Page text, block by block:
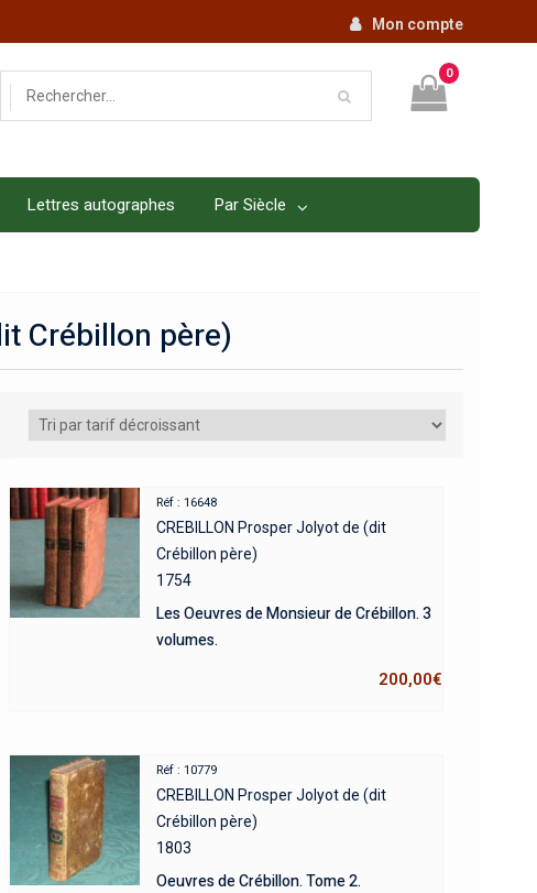
Mon compte
0
Lettres autographes Par Siècle
Crébillon père)
Réf : 16648
CREBILLON Prosper Jolyot de (dit
Crébillon père)
1754
Les Oeuvres de Monsieur de Crébillon. 3
volumes.
200,00€
Réf : 10779
CREBILLON Prosper Jolyot de (dit
Crébillon père)
1803
Oeuvres de Crébillon. Tome 2.